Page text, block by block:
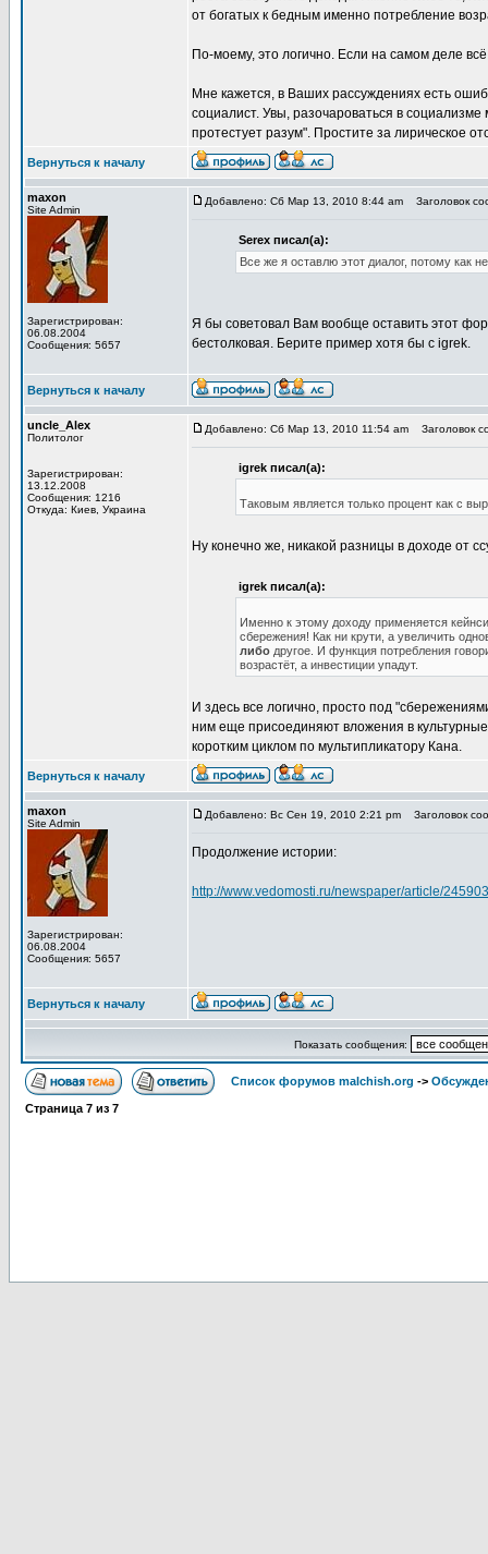
от богатых к бедным именно потребление
По-моему, это логично. Если на самом деле
Мне кажется, в Ваших рассуждениях есть
социалист. Увы, разочароваться в
протестует разум". Простите за лирическое
Вернуться к началу
maxon
Site Admin
Зарегистрирован:
06.08.2004
Сообщения: 5657
Добавлено: Сб Мар 13, 2010 8:44 am Заголовок
Serex писал(а):
Все же я оставлю этот диалог, потому как
Я бы советовал Вам вообще оставить этот
бестолковая. Берите пример хотя бы с igrek.
Вернуться к началу
uncle_Alex
Политолог
Зарегистрирован:
13.12.2008
Сообщения: 1216
Откуда: Киев, Украина
Добавлено: Сб Мар 13, 2010 11:54 am Заголовок
igrek писал(а):
Таковым является только процент как с
Ну конечно же, никакой разницы в доходе от
igrek писал(а):
Именно к этому доходу применяется
сбережения! Как ни крути, а увеличить
либо другое. И функция потребления
возрастёт, а инвестиции упадут.
И здесь все логично, просто под
ним еще присоединяют вложения в
коротким циклом по мультипликатору Кана.
Вернуться к началу
maxon
Site Admin
Зарегистрирован:
06.08.2004
Сообщения: 5657
Добавлено: Вс Сен 19, 2010 2:21 pm Заголовок
Продолжение истории:
http://www.vedomosti.ru/newspaper/article/
Вернуться к началу
Показать сообщения:
Список форумов malchish.org ->
Страница 7 из 7